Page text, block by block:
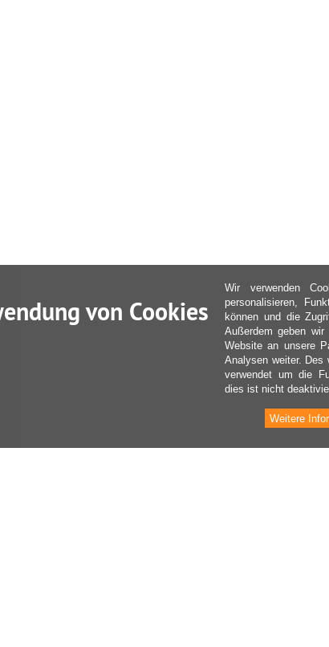
von Cookies
Wir verwenden
personalisieren,
können und die
Außerdem geben
Website an unsere
Analysen weiter. Des
verwendet um die
dies ist nicht
Weitere